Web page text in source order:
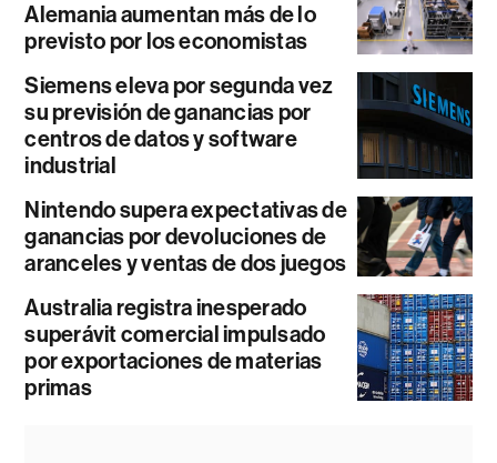
Alemania aumentan más de lo
previsto por los economistas
Siemens eleva por segunda vez
su previsión de ganancias por
centros de datos y software
industrial
Nintendo supera expectativas de
ganancias por devoluciones de
aranceles y ventas de dos juegos
Australia registra inesperado
superávit comercial impulsado
por exportaciones de materias
primas